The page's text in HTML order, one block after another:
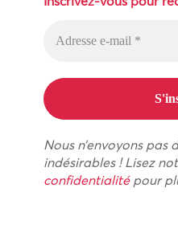
Nous n’envoyons pas
indésirables ! Lisez
confidentialitépour